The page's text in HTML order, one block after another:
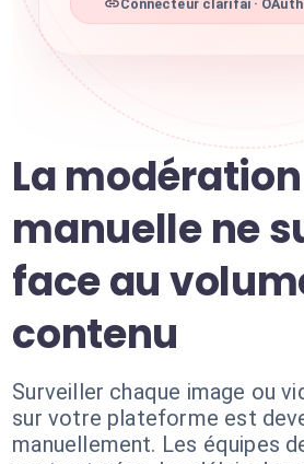
Connecteur clarifai ·
La modération
manuelle ne
face au
contenu
Surveiller chaque image ou
sur votre plateforme est
manuellement. Les équipes